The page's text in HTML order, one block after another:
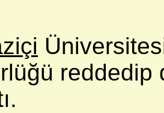
reddedip